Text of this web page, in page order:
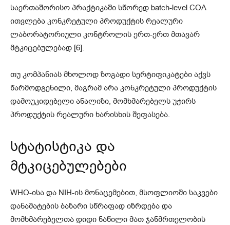
საერთაშორისო პრაქტიკაში სწორედ batch-level COA
ითვლება კონკრეტული პროდუქტის რეალური
ლაბორატორიული კონტროლის ერთ-ერთ მთავარ
მტკიცებულებად [6].
თუ კომპანიას მხოლოდ ზოგადი სერტიფიკატები აქვს
წარმოდგენილი, მაგრამ არა კონკრეტული პროდუქტის
დამოუკიდებელი ანალიზი, მომხმარებელს უჭირს
პროდუქტის რეალური ხარისხის შეფასება.
სტატისტიკა და
მტკიცებულებები
WHO-ისა და NIH-ის მონაცემებით, მსოფლიოში საკვები
დანამატების ბაზარი სწრაფად იზრდება და
მომხმარებელთა დიდი ნაწილი მათ ჯანმრთელობის